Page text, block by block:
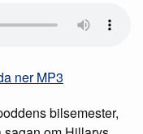
ner MP3
bilsemester,